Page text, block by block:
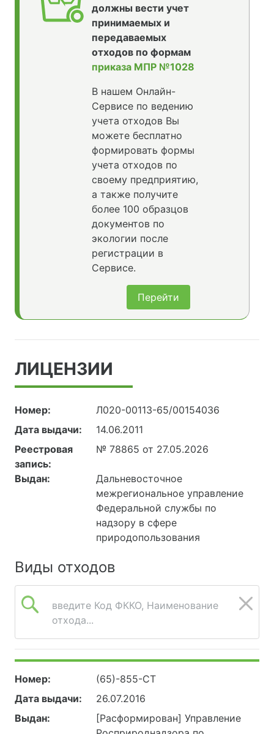
должны вести учет
принимаемых и
передаваемых
отходов по формам
приказа МПР №1028
В нашем Онлайн-
Сервисе по ведению
учета отходов Вы
можете бесплатно
формировать формы
учета отходов по
своему предприятию,
а также получите
более 100 образцов
документов по
экологии после
регистрации в
Сервисе.
Перейти
ЛИЦЕНЗИИ
Номер:
Л020-00113-65/00154036
Дата выдачи:
14.06.2011
Реестровая
запись:
№ 78865 от 27.05.2026
Выдан:
Дальневосточное
межрегиональное управление
Федеральной службы по
надзору в сфере
природопользования
Виды отходов
введите Код ФККО, Наименование
отхода...
Номер:
(65)-855-СТ
Дата выдачи:
26.07.2016
Выдан:
[Расформирован] Управление